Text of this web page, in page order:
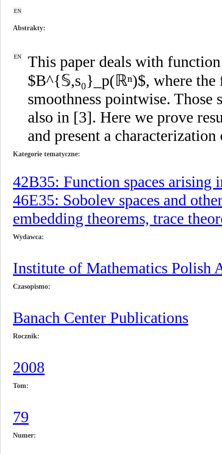
EN
Abstrakty
EN
This paper deals with
$B^{𝕊,s₀}_p(ℝⁿ)$, where
smoothness pointwise. Those
also in [3]. Here we prove
and present a
Kategorie tematyczne
42B35: Function spaces arising
46E35: Sobolev spaces and
embedding theorems, trace
Wydawca
Institute of Mathematics Polish
Czasopismo
Banach Center Publications
Rocznik
2008
Tom
79
Numer